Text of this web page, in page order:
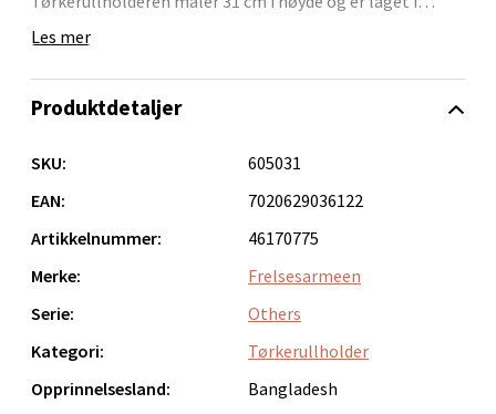
vokser vilt og trenger lite vann i vekstperioden. Dette
motstandskraftig.
Dette produktet er håndlaget av mennesker som er
Arbeidet følges opp lokalt, og alle produsentene av
gode arbeidsforhold.
Les mer
Produktdetaljer
SKU:
605031
EAN:
7020629036122
Artikkelnummer:
46170775
Merke:
Frelsesarmeen
Serie:
Others
Kategori:
Tørkerullholder
Opprinnelsesland:
Bangladesh
Bergen - Oasen Senter
Folke Bernadottes vei 52, 5147 Fyllingsdalen